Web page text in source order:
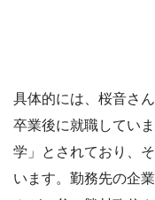
具体的には、桜音さ
卒業後に就職してい
学」とされており、
います。勤務先の企